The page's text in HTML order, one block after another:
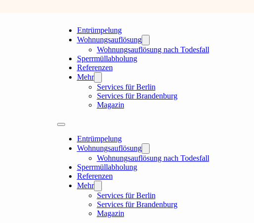
Entrümpelung
Wohnungsauflösung
Wohnungsauflösung nach Todesfall
Sperrmüllabholung
Referenzen
Mehr
Services für Berlin
Services für Brandenburg
Magazin
Entrümpelung
Wohnungsauflösung
Wohnungsauflösung nach Todesfall
Sperrmüllabholung
Referenzen
Mehr
Services für Berlin
Services für Brandenburg
Magazin